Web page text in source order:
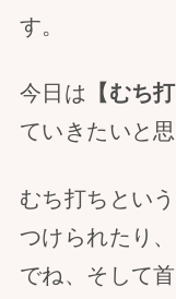
す。
今日は 【むち
ていきたいと思
むち打ちとい
つけられたり
でね、そして